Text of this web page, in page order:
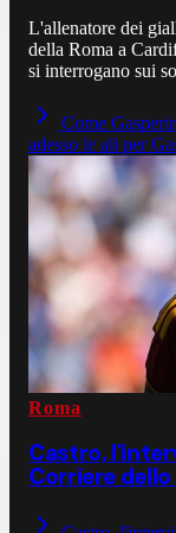
L'allenatore dei
della Roma a
si interrogano sui
Come
adesso le ali per
Roma
Castro,
Corriere dello